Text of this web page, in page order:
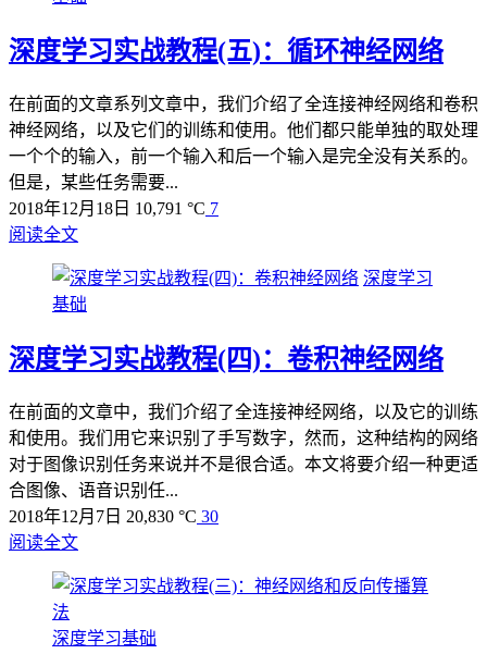
深度学习实战教程(五)：循环神经网络
在前面的文章系列文章中，我们介绍了全连接神经网络和卷积
神经网络，以及它们的训练和使用。他们都只能单独的取处理
一个个的输入，前一个输入和后一个输入是完全没有关系的。
但是，某些任务需要...
2018年12月18日 10,791 °C 7
阅读全文
深度学习
基础
深度学习实战教程(四)：卷积神经网络
在前面的文章中，我们介绍了全连接神经网络，以及它的训练
和使用。我们用它来识别了手写数字，然而，这种结构的网络
对于图像识别任务来说并不是很合适。本文将要介绍一种更适
合图像、语音识别任...
2018年12月7日 20,830 °C 30
阅读全文
深度学习基础